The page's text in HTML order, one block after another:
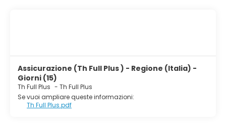
Assicurazione (Th Full Plus ) - Regione (Italia) -
Giorni (15)
Th Full Plus - Th Full Plus
Se vuoi ampliare queste informazioni:
Th Full Plus.pdf